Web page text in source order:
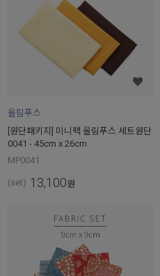
올림푸스
[원단패키지] 미니팩 올림푸스 세트원단
0041 - 45cm x 26cm
MP0041
(set) 13,100원